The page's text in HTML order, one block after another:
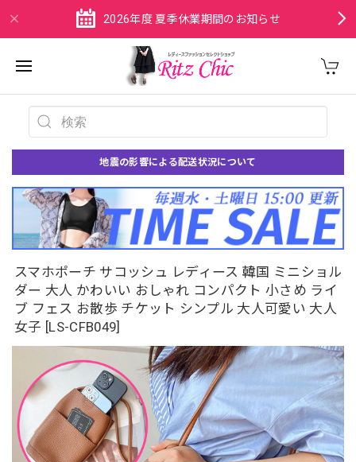
2026年度 夏季休業期間のお知らせ
地震の影響による配送状況について
スマホポーチ サコッシュ レディース 韓国 ミニショル
ダー 大人 かわいい おしゃれ コンパクト 小さめ ライ
ブ フェス お散歩 チケット シンプル 大人可愛い 大人
女子 [LS-CFB049]